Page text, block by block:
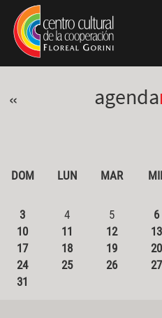
Pasar al contenido principal
Jump to main content
« agenda
DOM LUN MAR
3
4 5 6
10
11 12 13
17
18 19 20
24
25 26 27
31